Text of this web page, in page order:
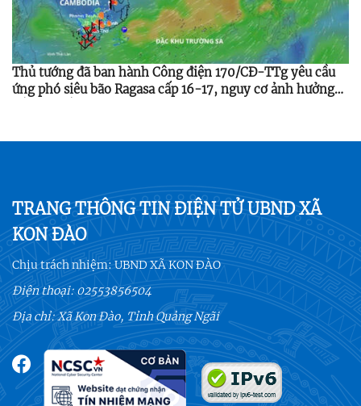
Thủ tướng đã ban hành Công điện 170/CĐ-TTg yêu cầu
ứng phó siêu bão Ragasa cấp 16-17, nguy cơ ảnh hưởng
TRANG THÔNG TIN ĐIỆN TỬ UBND XÃ
KON ĐÀO
Chịu trách nhiệm:UBND XÃ KON ĐÀO
Điện thoại:02553856504
Địa chỉ: Xã Kon Đào, Tỉnh Quảng Ngãi